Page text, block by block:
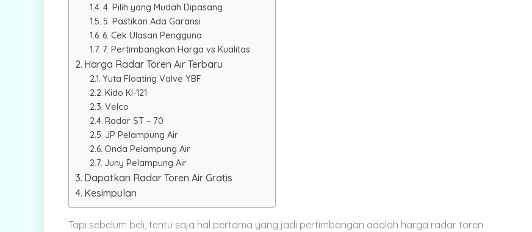
4. Pilih yang Mudah Dipasang
5. Pastikan Ada Garansi
6. Cek Ulasan Pengguna
7. Pertimbangkan Harga vs Kualitas
Harga Radar Toren Air Terbaru
Yuta Floating Valve YBF
Kido KI-121
Velco
Radar ST – 70
JP Pelampung Air
Onda Pelampung Air
Juny Pelampung Air
Dapatkan Radar Toren Air Gratis
Kesimpulan
Tapi sebelum beli, tentu saja hal pertama yang jadi pertimbangan adalah harga radar toren